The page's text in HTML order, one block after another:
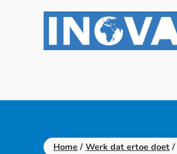
Home / Werk dat ertoe doet /